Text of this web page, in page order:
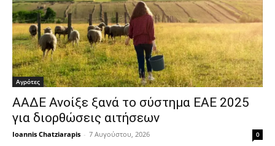
Αγρότες
ΑΑΔΕ Ανοίξε ξανά το σύστημα ΕΑΕ 2025
για διορθώσεις αιτήσεων
Ioannis Chatziarapis - 7 Αυγούστου, 2026 0